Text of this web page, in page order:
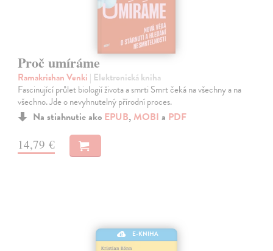
Proč umíráme
Ramakrishan Venki | Elektronická kniha
Fascinující průlet biologií života a smrti Smrt čeká na všechny a na
všechno. Jde o nevyhnutelný přírodní proces.
Na stiahnutie ako EPUB, MOBI a PDF
14,79 €
E-KNIHA